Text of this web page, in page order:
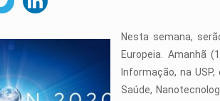
Nesta semana,
Europeia. Amanhã
Informação, na
Saúde,